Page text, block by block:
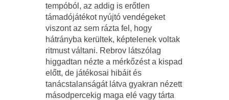
tempóból, az addig is erőtlen
támadójátékot nyújtó vendégeket
viszont az sem rázta fel, hogy
hátrányba kerültek, képtelenek voltak
ritmust váltani. Rebrov látszólag
higgadtan nézte a mérkőzést a kispad
előtt, de játékosai hibáit és
tanácstalanságát látva gyakran nézett
másodpercekig maga elé vagy tárta